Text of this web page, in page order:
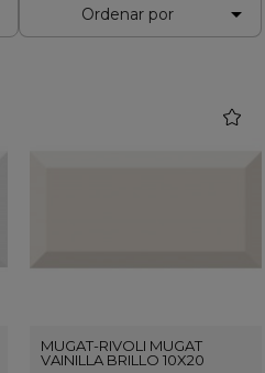
Ordenar por 
MUGAT-RIVOLI MUGAT
VAINILLA BRILLO 10X20